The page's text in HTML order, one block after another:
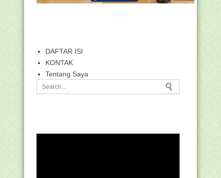
DAFTAR ISI
KONTAK
Tentang Saya